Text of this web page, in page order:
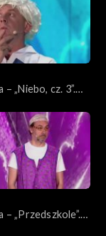
„Niebo, cz. 3”.
– „Przedszkole”.